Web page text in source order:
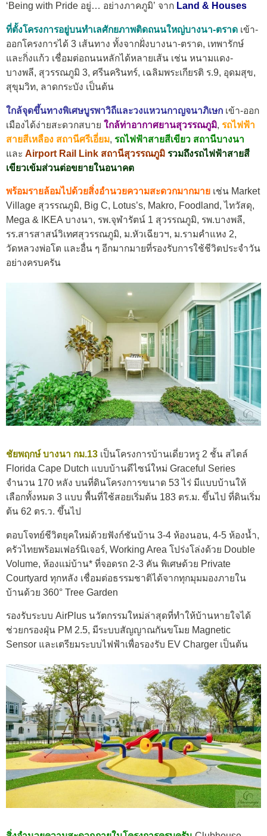
‘Being with Pride อยู่… อย่างภาคภูมิ’ จาก Land & Houses
ที่ตั้งโครงการอยู่บนทำเลศักยภาพติดถนนใหญ่บางนา-ตราด เข้า-
ออกโครงการได้ 3 เส้นทาง ทั้งจากฝั่งบางนา-ตราด, เทพารักษ์
และกิ่งแก้ว เชื่อมต่อถนนหลักได้หลายเส้น เช่น หนามแดง-
บางพลี, สุวรรณภูมิ 3, ศรีนครินทร์, เฉลิมพระเกียรติ ร.9, อุดมสุข,
สุขุมวิท, ลาดกระบัง เป็นต้น
ใกล้จุดขึ้นทางพิเศษบูรพาวิถีและวงแหวนกาญจนาภิเษก เข้า-ออก
เมืองได้ง่ายสะดวกสบาย ใกล้ท่าอากาศยานสุวรรณภูมิ, รถไฟฟ้า
สายสีเหลือง สถานีศรีเอี่ยม, รถไฟฟ้าสายสีเขียว สถานีบางนา
และ Airport Rail Link สถานีสุวรรณภูมิ รวมถึงรถไฟฟ้าสายสี
เขียวเข้มส่วนต่อขยายในอนาคต
พร้อมรายล้อมไปด้วยสิ่งอำนวยความสะดวกมากมาย เช่น Market
Village สุวรรณภูมิ, Big C, Lotus’s, Makro, Foodland, ไทวัสดุ,
Mega & IKEA บางนา, รพ.จุฬารัตน์ 1 สุวรรณภูมิ, รพ.บางพลี,
รร.สารสาสน์วิเทศสุวรรณภูมิ, ม.หัวเฉียวฯ, ม.รามคำแหง 2,
วัดหลวงพ่อโต และอื่น ๆ อีกมากมายที่รองรับการใช้ชีวิตประจำวัน
อย่างครบครัน
ชัยพฤกษ์ บางนา กม.13 เป็นโครงการบ้านเดี่ยวหรู 2 ชั้น สไตล์
Florida Cape Dutch แบบบ้านดีไซน์ใหม่ Graceful Series
จำนวน 170 หลัง บนที่ดินโครงการขนาด 53 ไร่ มีแบบบ้านให้
เลือกทั้งหมด 3 แบบ พื้นที่ใช้สอยเริ่มต้น 183 ตร.ม. ขึ้นไป ที่ดินเริ่ม
ต้น 62 ตร.ว. ขึ้นไป
ตอบโจทย์ชีวิตยุคใหม่ด้วยฟังก์ชันบ้าน 3-4 ห้องนอน, 4-5 ห้องน้ำ,
ครัวไทยพร้อมเฟอร์นิเจอร์, Working Area โปร่งโล่งด้วย Double
Volume, ห้องแม่บ้าน* ที่จอดรถ 2-3 คัน พิเศษด้วย Private
Courtyard ทุกหลัง เชื่อมต่อธรรมชาติได้จากทุกมุมมองภายใน
บ้านด้วย 360° Tree Garden
รองรับระบบ AirPlus นวัตกรรมใหม่ล่าสุดที่ทำให้บ้านหายใจได้
ช่วยกรองฝุ่น PM 2.5, มีระบบสัญญาณกันขโมย Magnetic
Sensor และเตรียมระบบไฟฟ้าเพื่อรองรับ EV Charger เป็นต้น